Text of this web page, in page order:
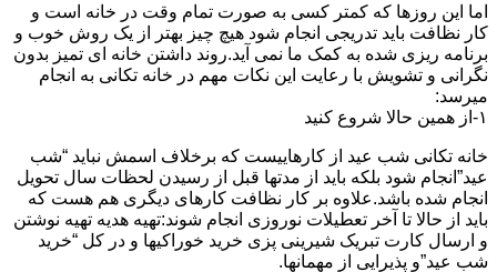
اما این روزها که کمتر کسی به صورت تمام وقت در خانه است و
کار نظافت باید تدریجی انجام شود هیچ چیز بهتر از یک روش خوب و
برنامه ریزی شده به کمک ما نمی آید.روند داشتن خانه ای تمیز بدون
نگرانی و تشویش با رعایت این نکات مهم در خانه تکانی به انجام
میرسد:
۱-از همین حالا شروع کنید
خانه تکانی شب عید از کارهاییست که برخلاف اسمش نباید “شب
عید”انجام شود بلکه باید از مدتها قبل از رسیدن لحظات سال تحویل
انجام شده باشد.علاوه بر کار نظافت کارهای دیگری هم هست که
باید از حالا تا آخر تعطیلات نوروزی انجام شوند:تهیه هدیه تهیه نوشتن
و ارسال کارت تبریک شیرینی پزی خرید خوراکیها و در کل “خرید
شب عید”و پذیرایی از مهمانها.